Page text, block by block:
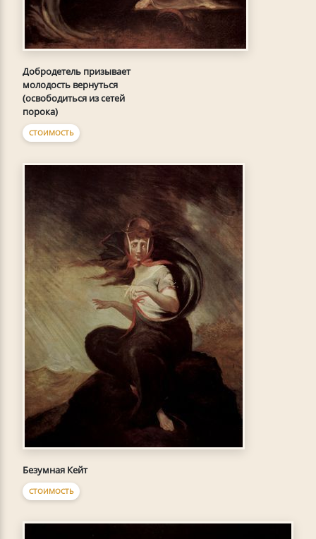
Добродетель призывает
молодость вернуться
(освободиться из сетей
порока)
СТОИМОСТЬ
Безумная Кейт
СТОИМОСТЬ